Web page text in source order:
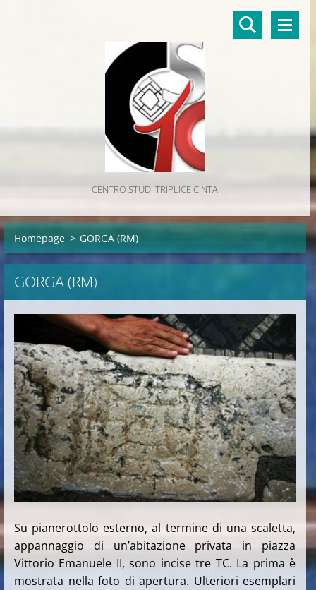
CENTRO STUDI TRIPLICE CINTA
Homepage > GORGA (RM)
GORGA (RM)
Su pianerottolo esterno, al termine di una scaletta,
appannaggio di un’abitazione privata in piazza
Vittorio Emanuele II, sono incise tre TC. La prima è
mostrata nella foto di apertura. Ulteriori esemplari